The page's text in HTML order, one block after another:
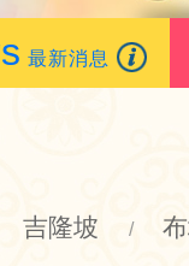
最新消息
吉隆坡 /